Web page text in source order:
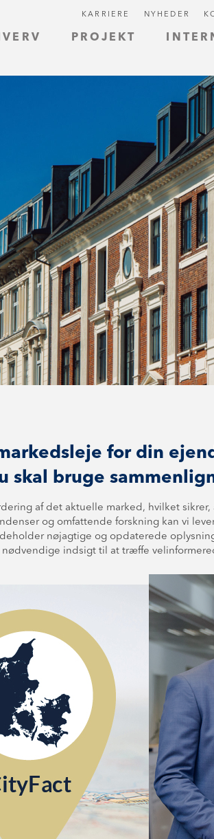
PROJEKT
KARRIERE NYHEDER
for din
skal bruge
af det aktuelle marked, hvilket
og omfattende forskning kan vi
nøjagtige og opdaterede
nødvendige indsigt til at træffe